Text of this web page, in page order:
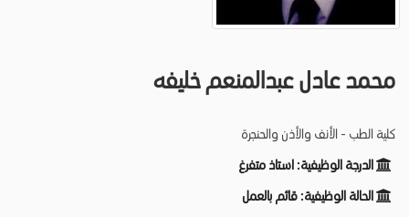
محمد عادل عبدالمنعم خليفه
كلية الطب - الأنف والأذن والحنجرة
الدرجة الوظيفية: استاذ متفرغ
الحالة الوظيفية: قائم بالعمل